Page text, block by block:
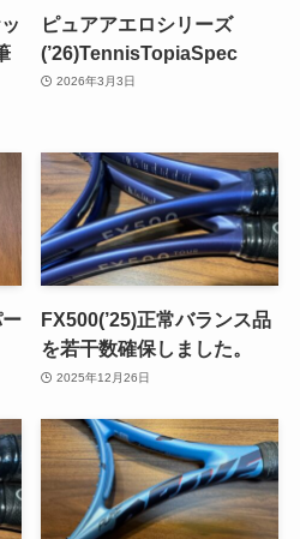
ピュアアエロシリーズ
(’26)TennisTopiaSpec
2026年3月3日
FX500(’25)正常バランス品
を若干数確保しました。
2025年12月26日